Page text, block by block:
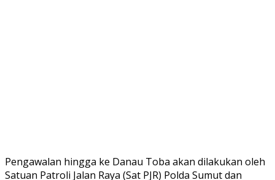
Pengawalan hingga ke Danau Toba akan dilakukan oleh
Satuan Patroli Jalan Raya (Sat PJR) Polda Sumut dan